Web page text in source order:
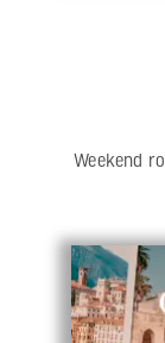
Weekend